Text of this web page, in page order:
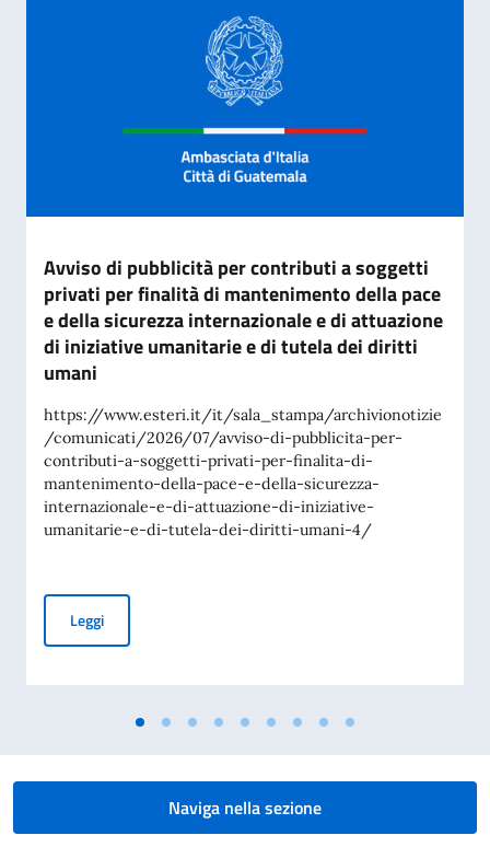
Avviso di pubblicità per contributi a soggetti
privati per finalità di mantenimento della pace
e della sicurezza internazionale e di attuazione
di iniziative umanitarie e di tutela dei diritti
umani
https://www.esteri.it/it/sala_stampa/archivionotizie
/comunicati/2026/07/avviso-di-pubblicita-per-
contributi-a-soggetti-privati-per-finalita-di-
mantenimento-della-pace-e-della-sicurezza-
internazionale-e-di-attuazione-di-iniziative-
umanitarie-e-di-tutela-dei-diritti-umani-4/
LeggiAvviso di pubblicità per contributi a soggetti privati per
Naviga nella sezione